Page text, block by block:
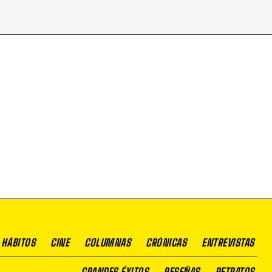
CINE COLUMNAS CRÓNICAS ENTREVISTAS